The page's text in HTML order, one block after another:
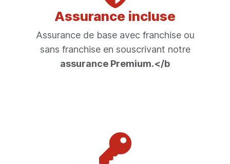
Assurance incluse
Assurance de base avec franchise ou
sans franchise en souscrivant notre
assurance Premium.</b